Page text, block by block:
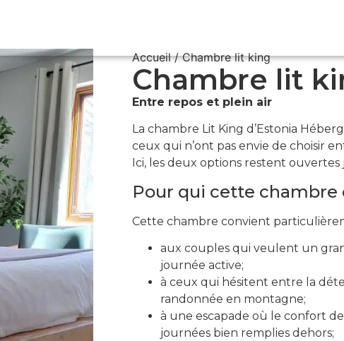
Accueil/ Chambre lit king
Chambre lit
Entre repos et plein air
La chambre Lit King d’Estonia
ceux qui n’ont pas envie de choisir
Ici, les deux options restent
Pour qui cette chambre
Cette chambre convient
aux couples qui veulent un
journée active;
à ceux qui hésitent entre la
randonnée en montagne;
à une escapade où le confort
journées bien remplies dehors;